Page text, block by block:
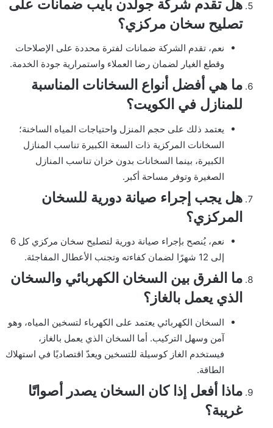
هل تقدم شركة جولدن بايب ضمانات على
تصليح سخان مركزي؟
نعم، تقدم الشركة ضمانات لفترة محددة على الإصلاحات
وقطع الغيار لضمان رضا العملاء واستمرارية جودة الخدمة.
ما هي أفضل أنواع السخانات المناسبة
للمنازل في الكويت؟
يعتمد ذلك على حجم المنزل واحتياجات المياه الساخنة؛
السخانات المركزية ذات السعة الكبيرة تناسب المنازل
الكبيرة، بينما السخانات بدون خزان تناسب المنازل
الصغيرة وتوفر مساحة أكبر.
هل يجب إجراء صيانة دورية للسخان
المركزي؟
نعم، يُنصح بإجراء صيانة دورية لتصليح سخان مركزي كل 6
إلى 12 شهرًا لضمان كفاءته وتجنب الأعطال المفاجئة.
ما الفرق بين السخان الكهربائي والسخان
الذي يعمل بالغاز؟
السخان الكهربائي يعتمد على الكهرباء لتسخين المياه، وهو
آمن وسهل التركيب. أما السخان الذي يعمل بالغاز،
فيستخدم الغاز كوسيلة للتسخين ويعدّ اقتصاديًا في استهلاك
الطاقة.
ماذا أفعل إذا كان السخان يصدر أصواتًا
غريبة؟